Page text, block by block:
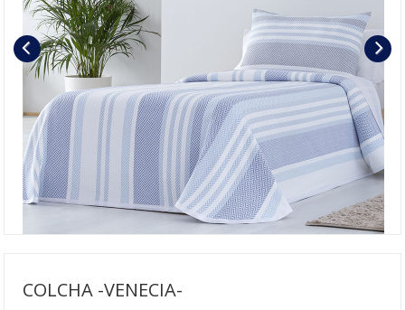
COLCHA -VENECIA-